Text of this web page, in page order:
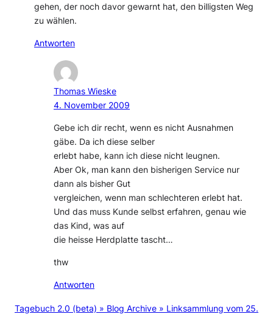
gehen, der noch davor gewarnt hat, den billigsten Weg
zu wählen.
Antworten
Thomas Wieske
4. November 2009
Gebe ich dir recht, wenn es nicht Ausnahmen
gäbe. Da ich diese selber
erlebt habe, kann ich diese nicht leugnen.
Aber Ok, man kann den bisherigen Service nur
dann als bisher Gut
vergleichen, wenn man schlechteren erlebt hat.
Und das muss Kunde selbst erfahren, genau wie
das Kind, was auf
die heisse Herdplatte tascht…
thw
Antworten
Tagebuch 2.0 (beta) » Blog Archive » Linksammlung vom 25.